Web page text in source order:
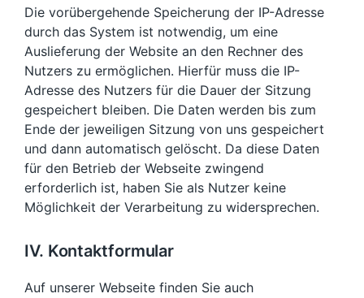
Die vorübergehende Speicherung der IP-Adresse
durch das System ist notwendig, um eine
Auslieferung der Website an den Rechner des
Nutzers zu ermöglichen. Hierfür muss die IP-
Adresse des Nutzers für die Dauer der Sitzung
gespeichert bleiben. Die Daten werden bis zum
Ende der jeweiligen Sitzung von uns gespeichert
und dann automatisch gelöscht. Da diese Daten
für den Betrieb der Webseite zwingend
erforderlich ist, haben Sie als Nutzer keine
Möglichkeit der Verarbeitung zu widersprechen.
IV. Kontaktformular
Auf unserer Webseite finden Sie auch